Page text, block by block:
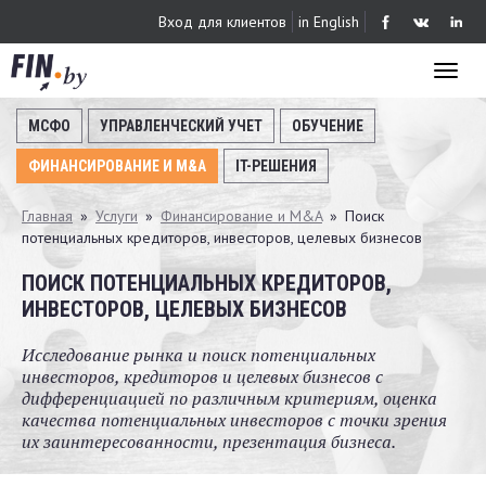
основному
содержанию
in English
Вход для клиентов
МСФО УПРАВЛЕНЧЕСКИЙ УЧЕТ ОБУЧЕНИЕ
ФИНАНСИРОВАНИЕ И M&A IT-РЕШЕНИЯ
Вы
здесь
Главная » Услуги » Финансирование и M&A » Поиск
потенциальных кредиторов, инвесторов, целевых бизнесов
ПОИСК ПОТЕНЦИАЛЬНЫХ КРЕДИТОРОВ,
ИНВЕСТОРОВ, ЦЕЛЕВЫХ БИЗНЕСОВ
Исследование рынка и поиск потенциальных
инвесторов, кредиторов и целевых бизнесов с
дифференциацией по различным критериям, оценка
качества потенциальных инвесторов с точки зрения
их заинтересованности, презентация бизнеса.